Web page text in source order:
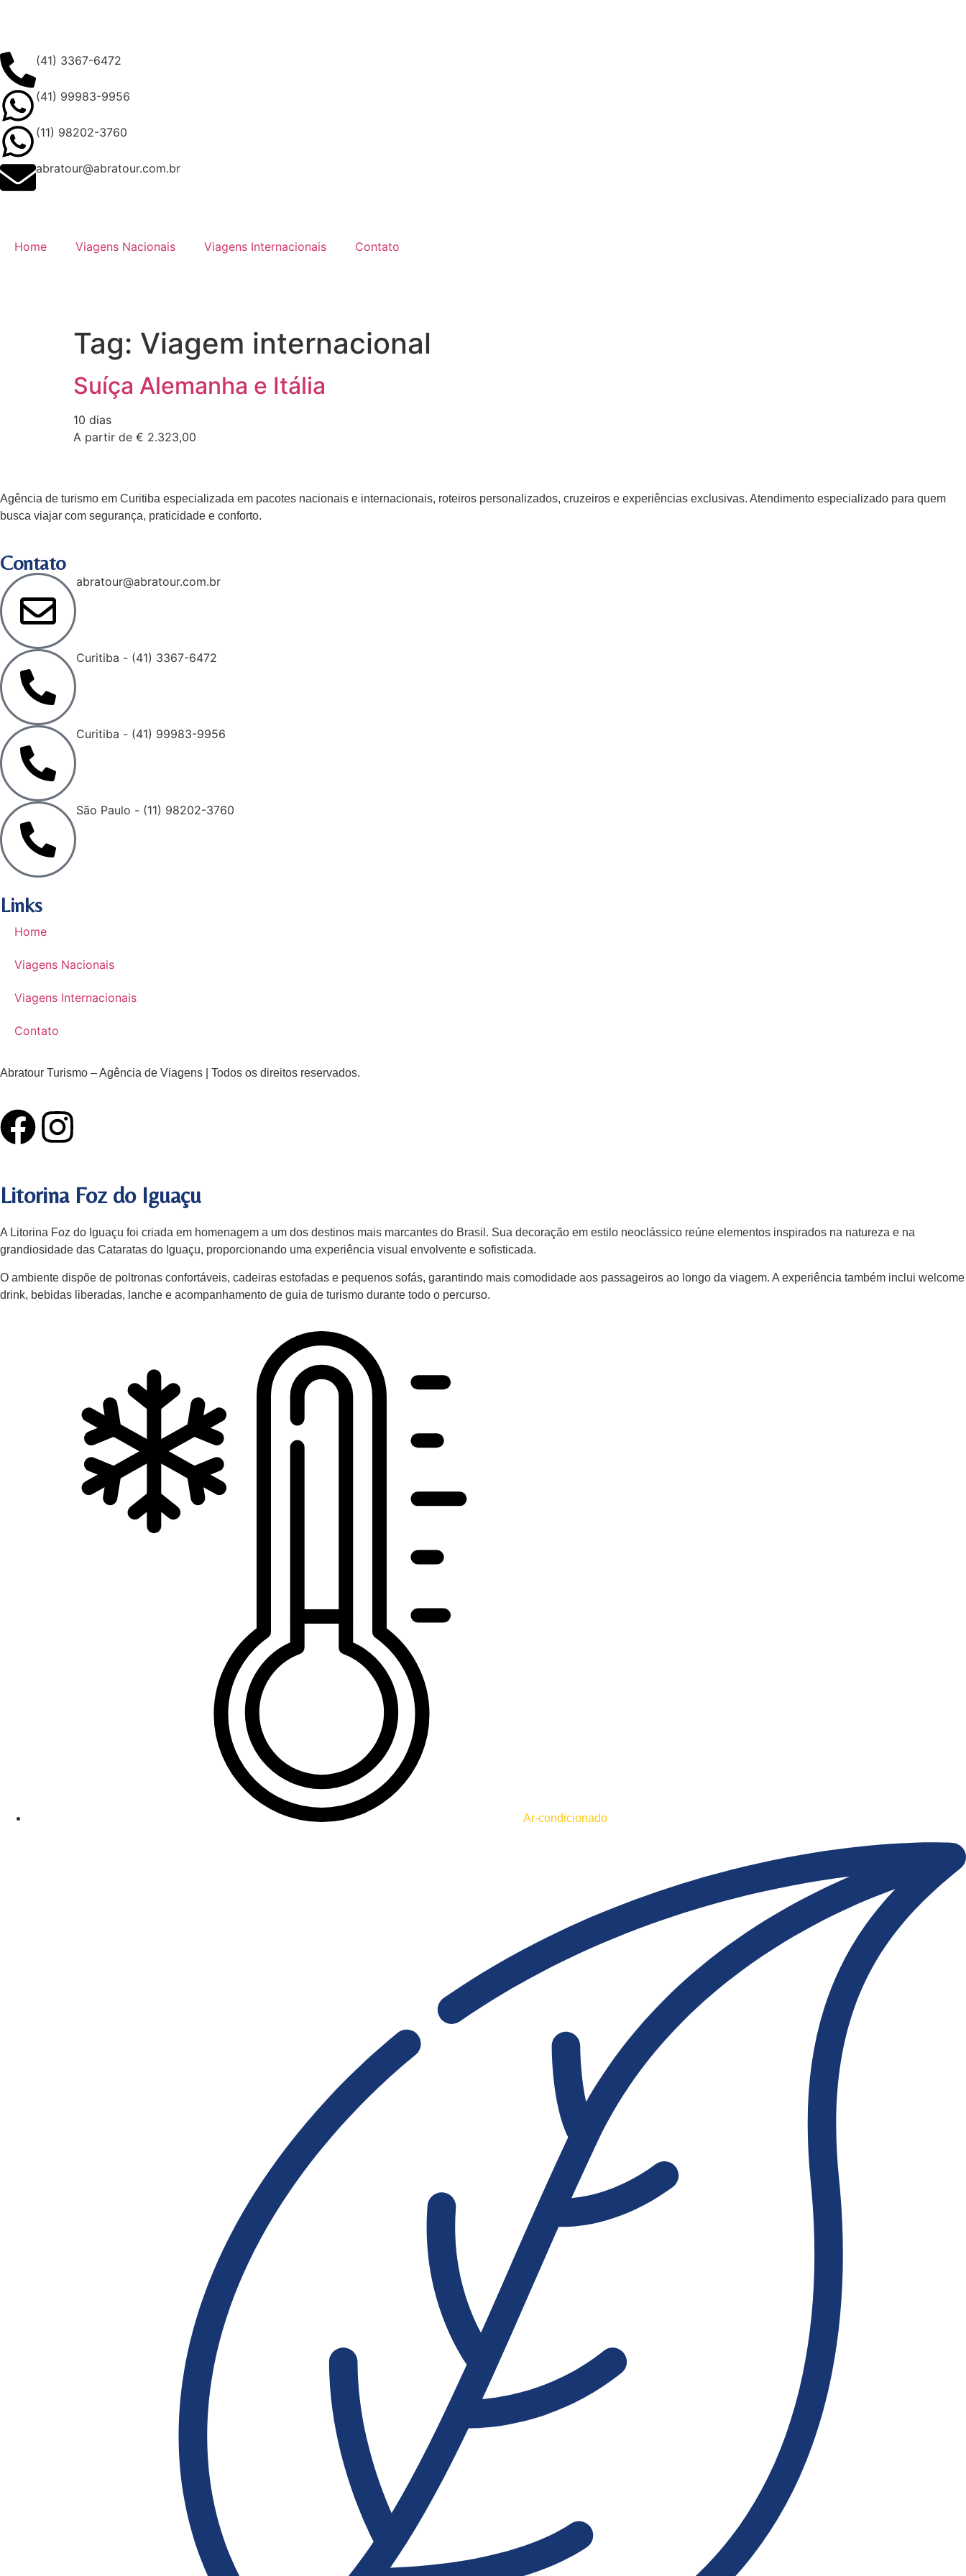
(41) 3367-6472
(41) 99983-9956
(11) 98202-3760
abratour@abratour.com.br
Home Viagens Nacionais Viagens Internacionais Contato
Tag: Viagem internacional
Suíça Alemanha e Itália
10 dias
A partir de € 2.323,00
Agência de turismo em Curitiba especializada em pacotes nacionais e internacionais, roteiros personalizados, cruzeiros e experiências exclusivas. Atendimento especializado para quem
busca viajar com segurança, praticidade e conforto.
Contato
abratour@abratour.com.br
Curitiba - (41) 3367-6472
Curitiba - (41) 99983-9956
São Paulo - (11) 98202-3760
Links
Home
Viagens Nacionais
Viagens Internacionais
Contato
Abratour Turismo – Agência de Viagens | Todos os direitos reservados.
Litorina Foz do Iguaçu
A Litorina Foz do Iguaçu foi criada em homenagem a um dos destinos mais marcantes do Brasil. Sua decoração em estilo neoclássico reúne elementos inspirados na natureza e na
grandiosidade das Cataratas do Iguaçu, proporcionando uma experiência visual envolvente e sofisticada.
O ambiente dispõe de poltronas confortáveis, cadeiras estofadas e pequenos sofás, garantindo mais comodidade aos passageiros ao longo da viagem. A experiência também inclui welcome
drink, bebidas liberadas, lanche e acompanhamento de guia de turismo durante todo o percurso.
Ar-condicionado